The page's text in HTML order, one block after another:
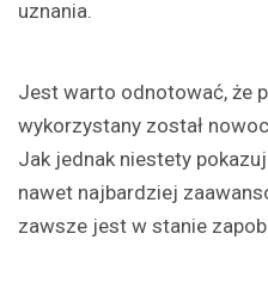
uznania.
Jest warto odnotować, że
wykorzystany został
Jak jednak niestety
nawet najbardziej
zawsze jest w stanie